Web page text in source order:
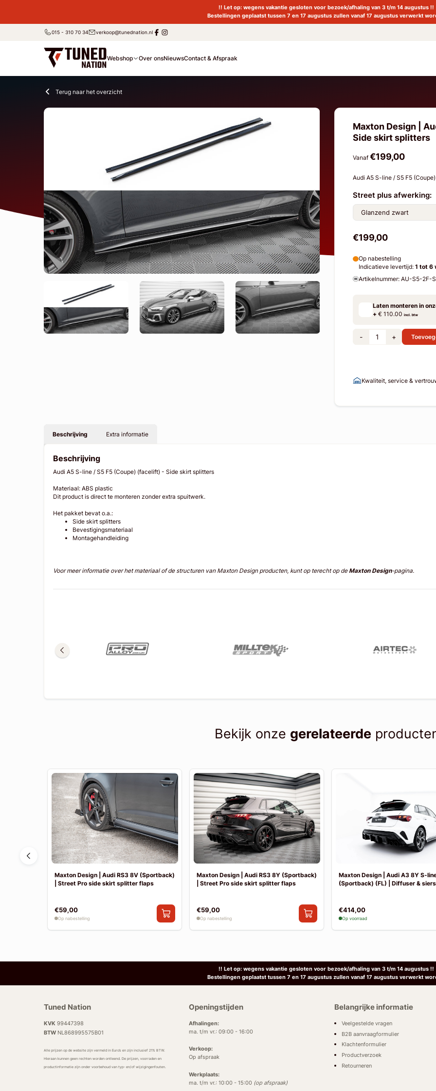
!! Let op: wegens vakantie gesloten voor bezoek/afhaling van 3 t/m 14 augustus !!
Bestellingen geplaatst tussen 7 en 17 augustus zullen vanaf 17 augustus verwerkt
015 - 310 70 34 verkoop@tunednation.nl
Webshop Over onsNieuwsContact & Afspraak
Terug naar het overzicht
Maxton Design |
Side skirt splitters
Vanaf €199,00
Audi A5 S-line / S5 F5
Street plus afwerking:
€199,00
Op nabestelling
Indicatieve levertijd: 1 tot 6
Artikelnummer: AU-S5-2F-
Laten monteren in
+€ 110.00 incl. btw
- +
Kwaliteit, service &
Beschrijving Extra informatie
Beschrijving
Audi A5 S-line / S5 F5 (Coupe) (facelift) - Side skirt splitters
Materiaal: ABS plastic
Dit product is direct te monteren zonder extra spuitwerk.
Het pakket bevat o.a.:
Side skirt splitters
Bevestigingsmateriaal
Montagehandleiding
Voor meer informatie over het materiaal of de structuren van Maxton Design producten, kunt op terecht op deMaxton Design-pagina.
Bekijk onze gerelateerde
Maxton Design | Audi RS3 8V (Sportback)
| Street Pro side skirt splitter flaps
€59,00
Op nabestelling
Maxton Design | Audi RS3 8Y (Sportback)
| Street Pro side skirt splitter flaps
€59,00
Op nabestelling
Maxton Design | Audi A3 8Y S-
(Sportback) (FL) | Diffuser &
€414,00
Op voorraad
!! Let op: wegens vakantie gesloten voor bezoek/afhaling van 3 t/m 14 augustus !!
Bestellingen geplaatst tussen 7 en 17 augustus zullen vanaf 17 augustus verwerkt
Tuned Nation
KVK 99447398
BTWNL868995575B01
Alle prijzen op de website zijn vermeld in Euro’s en zijn inclusief 21% BTW.
Hieraan kunnen geen rechten worden ontleend. De prijzen, voorraden en
productinformatie zijn onder voorbehoud van typ- en/of wijzigingenfouten.
Openingstijden
Afhalingen:
ma. t/m vr.: 09:00 - 16:00
Verkoop:
Op afspraak
Werkplaats:
ma. t/m vr.: 10:00 - 15:00 (op afspraak)
Belangrijke informatie
Veelgestelde vragen
B2B aanvraagformulier
Klachtenformulier
Productverzoek
Retourneren